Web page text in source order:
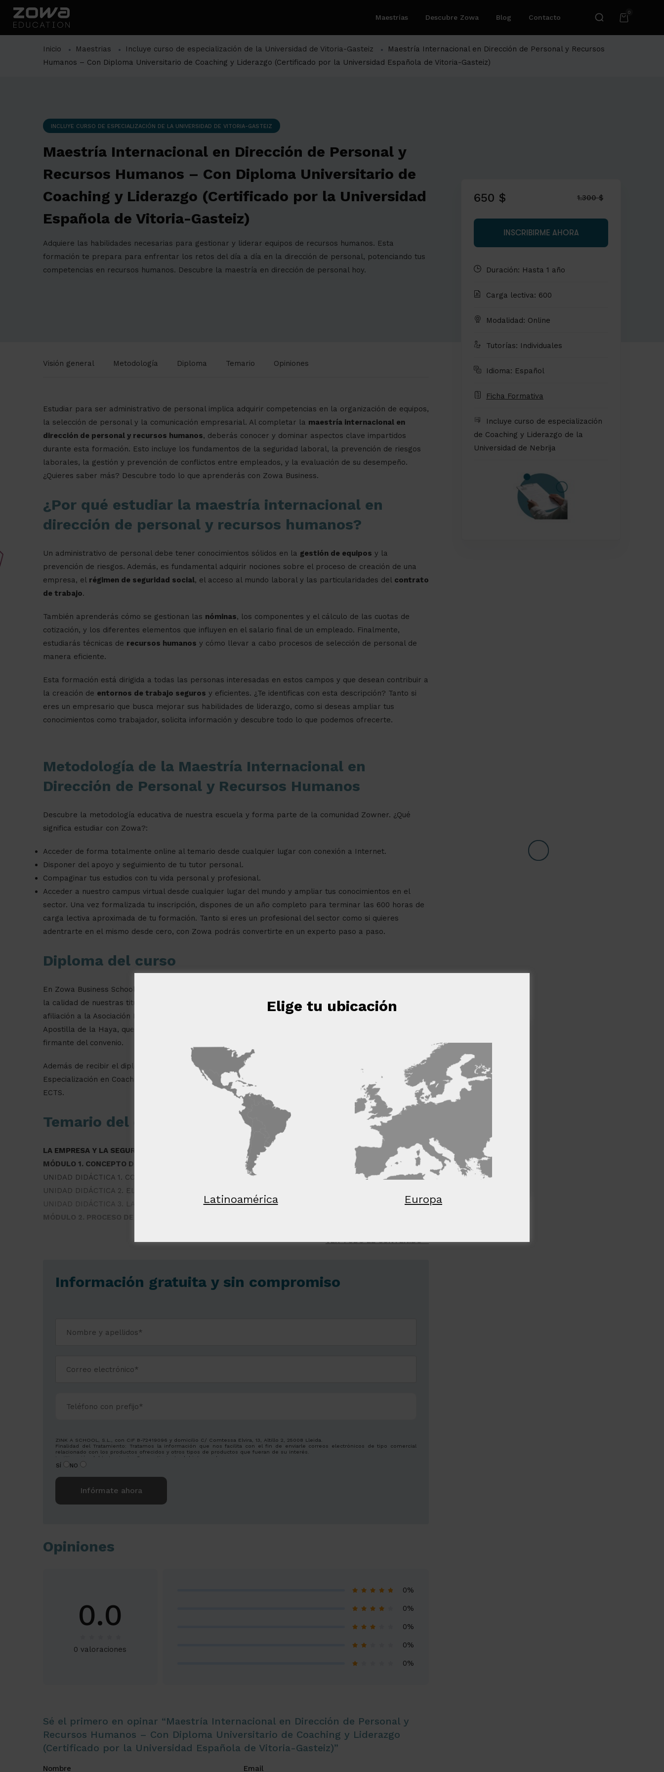
Maestrías Descubre Zowa Blog Contacto
0
Inicio Maestrias Incluye curso de especialización de la Universidad de Vitoria-Gasteiz
Maestría Internacional en Dirección de Personal y Recursos
Humanos – Con Diploma Universitario de Coaching y Liderazgo (Certificado por la Universidad Española de Vitoria-Gasteiz)
INCLUYE CURSO DE ESPECIALIZACIÓN DE LA UNIVERSIDAD DE VITORIA-GASTEIZ
Maestría Internacional en Dirección de Personal y
Recursos Humanos – Con Diploma Universitario de
Coaching y Liderazgo (Certificado por la Universidad
Española de Vitoria-Gasteiz)
Adquiere las habilidades necesarias para gestionar y liderar equipos de recursos humanos. Esta
formación te prepara para enfrentar los retos del día a día en la dirección de personal, potenciando tus
competencias en recursos humanos. Descubre la maestría en dirección de personal hoy.
Visión general Metodología Diploma Temario Opiniones
Estudiar para ser administrativo de personal implica adquirir competencias en la organización de equipos,
la selección de personal y la comunicación empresarial. Al completar la maestría internacional en
dirección de personal y recursos humanos, deberás conocer y dominar aspectos clave impartidos
durante esta formación. Esto incluye los fundamentos de la seguridad laboral, la prevención de riesgos
laborales, la gestión y prevención de conflictos entre empleados, y la evaluación de su desempeño.
¿Quieres saber más? Descubre todo lo que aprenderás con Zowa Business.
¿Por qué estudiar la maestría internacional en
dirección de personal y recursos humanos?
Un administrativo de personal debe tener conocimientos sólidos en la gestión de equipos y la
prevención de riesgos. Además, es fundamental adquirir nociones sobre el proceso de creación de una
empresa, el régimen de seguridad social, el acceso al mundo laboral y las particularidades del contrato
de trabajo.
También aprenderás cómo se gestionan las nóminas, los componentes y el cálculo de las cuotas de
cotización, y los diferentes elementos que influyen en el salario final de un empleado. Finalmente,
estudiarás técnicas de recursos humanos y cómo llevar a cabo procesos de selección de personal de
manera eficiente.
Esta formación está dirigida a todas las personas interesadas en estos campos y que desean contribuir a
la creación de entornos de trabajo seguros y eficientes. ¿Te identificas con esta descripción? Tanto si
eres un empresario que busca mejorar sus habilidades de liderazgo, como si deseas ampliar tus
conocimientos como trabajador, solicita información y descubre todo lo que podemos ofrecerte.
Metodología de la Maestría Internacional en
Dirección de Personal y Recursos Humanos
Descubre la metodología educativa de nuestra escuela y forma parte de la comunidad Zowner. ¿Qué
significa estudiar con Zowa?:
Acceder de forma totalmente online al temario desde cualquier lugar con conexión a Internet.
Disponer del apoyo y seguimiento de tu tutor personal.
Compaginar tus estudios con tu vida personal y profesional.
Acceder a nuestro campus virtual desde cualquier lugar del mundo y ampliar tus conocimientos en el
sector. Una vez formalizada tu inscripción, dispones de un año completo para terminar las 600 horas de
carga lectiva aproximada de tu formación. Tanto si eres un profesional del sector como si quieres
adentrarte en el mismo desde cero, con Zowa podrás convertirte en un experto paso a paso.
Diploma del curso
En Zowa Business School, nos comprometemos a cumplir con estándares de excelencia que garantizan
la calidad de nuestras titulaciones. Además, todos nuestros diplomas están respaldados por nuestra
afiliación a la Asociación Nacional de Centros y Proveedores de E-Learning (ANCYPEL) y llevan la
Apostilla de la Haya, que reconoce y garantiza la autenticidad y validez del diploma en cualquier país
firmante del convenio.
Además de recibir el diploma correspondiente, esta formación incluye el Curso Universitario de
Especialización en Coaching y Liderazgo, avalado por la Universidad de Vitoria-Gasteiz y reconocido con 5
ECTS.
Temario del curso
LA EMPRESA Y LA SEGURIDAD SOCIAL
MÓDULO 1. CONCEPTO DE EMPRESA
UNIDAD DIDÁCTICA 1. CONCEPTO DE EMPRESA
UNIDAD DIDÁCTICA 2. EL EMPRESARIO
UNIDAD DIDÁCTICA 3. LA ORGANIZACIÓN DE LA EMPRESA
VER TODO EL CONTENIDO
Información gratuita y sin compromiso
ZINK A SCHOOL, S.L., con CIF B-72419096 y domicilio C/ Comtessa Elvira, 13, Altillo 2, 25008 Lleida.
Finalidad del Tratamiento: Tratamos la información que nos facilita con el fin de enviarle correos electrónicos de tipo comercial
relacionado con los productos ofrecidos y otros tipos de productos que fueran de su interés.
Legitimación del tratamiento: Consentimiento del interesado.
Derechos: Puede ejercitar sus derechos identificándose suficientemente, dirigiéndose a la dirección info@zowaeducation.lat.
Desea recibir información sobre nuestros productos:
SÍ NO
Opiniones
0.0
0 valoraciones
0%
0%
0%
0%
0%
Sé el primero en opinar “Maestría Internacional en Dirección de Personal y
Recursos Humanos – Con Diploma Universitario de Coaching y Liderazgo
(Certificado por la Universidad Española de Vitoria-Gasteiz)”
Nombre Email
650 $ 1.300 $
INSCRIBIRME AHORA
Duración: Hasta 1 año
Carga lectiva: 600
Modalidad: Online
Tutorías: Individuales
Idioma: Español
Ficha Formativa
Incluye curso de especialización
de Coaching y Liderazgo de la
Universidad de Nebrija
Elige tu ubicación
Latinoamérica Europa
Este sitio web usa cookies para mejorar la experiencia del usuario. Al utilizar nuestro sitio web,
usted acepta todas las cookies de acuerdo con nuestra Política de cookies.Más información
MOSTRAR TODOS LOS SOCIOS
Cookies de
rendimiento
Cookies de
preferencias
Cookies de
ACEPTAR TODO
RECHAZAR TODO